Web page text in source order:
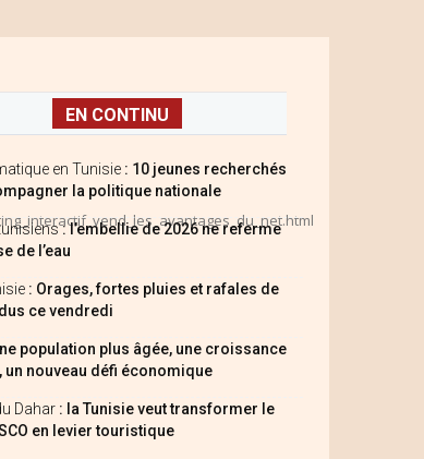
EN CONTINU
en Tunisie : 10 jeunes recherchés
la politique nationale
: l’embellie de 2026 ne referme
de l’eau
: Orages, fortes pluies et rafales de
ce vendredi
population plus âgée, une croissance
un nouveau défi économique
Dahar : la Tunisie veut transformer le
en levier touristique